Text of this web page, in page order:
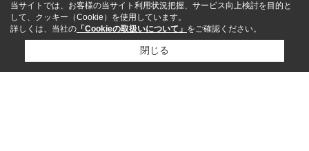
当サイトでは、お客様の当サイト利用状況把握、サービス向上検討を目的と
して、クッキー（Cookie）を使用しています。
詳しくは、当社の 「Cookieの取扱いについて」 をご確認ください。
閉じる